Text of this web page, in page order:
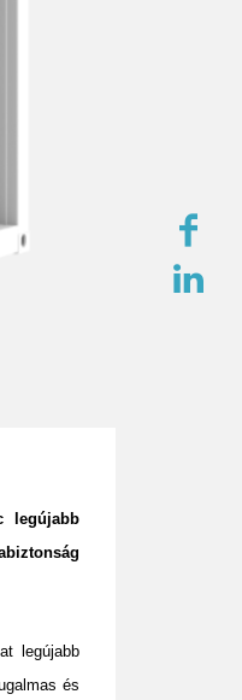
legújabb
legújabb
és